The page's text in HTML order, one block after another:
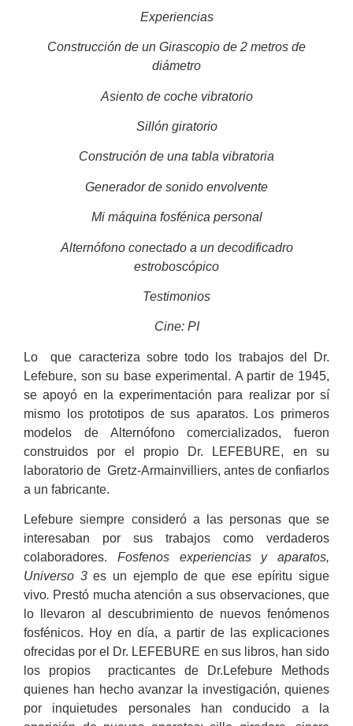
Experiencias
Construcción de un Girascopio de 2 metros de
diámetro
Asiento de coche vibratorio
Sillón giratorio
Construción de una tabla vibratoria
Generador de sonido envolvente
Mi máquina fosfénica personal
Alternófono conectado a un decodificadro
estroboscópico
Testimonios
Cine: PI
Lo que caracteriza sobre todo los trabajos del Dr.
Lefebure, son su base experimental. A partir de 1945,
se apoyó en la experimentación para realizar por sí
mismo los prototipos de sus aparatos. Los primeros
modelos de Alternófono comercializados, fueron
construidos por el propio Dr. LEFEBURE, en su
laboratorio de Gretz-Armainvilliers, antes de confiarlos
a un fabricante.
Lefebure siempre consideró a las personas que se
interesaban por sus trabajos como verdaderos
colaboradores. Fosfenos experiencias y aparatos,
Universo 3es un ejemplo de que ese epíritu sigue
vivo. Prestó mucha atención a sus observaciones, que
lo llevaron al descubrimiento de nuevos fenómenos
fosfénicos. Hoy en día, a partir de las explicaciones
ofrecidas por el Dr. LEFEBURE en sus libros, han sido
los propios practicantes de Dr.Lefebure Methods
quienes han hecho avanzar la investigación, quienes
por inquietudes personales han conducido a la